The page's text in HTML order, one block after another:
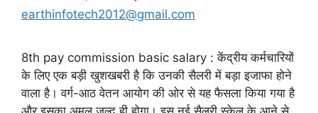
earthinfotech2012@gmail.com
8th pay commission basic salary : केंद्रीय कर्मचारियों
के लिए एक बड़ी खुशखबरी है कि उनकी सैलरी में बड़ा इजाफा होने
वाला है। वर्ग-आठ वेतन आयोग की ओर से यह फैसला किया गया है